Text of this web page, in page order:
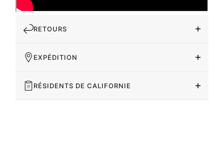
RETOURS
EXPÉDITION
RÉSIDENTS DE CALIFORNIE